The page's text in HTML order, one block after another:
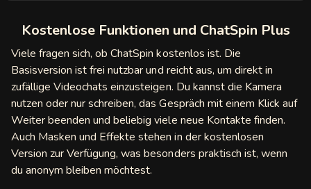
Kostenlose Funktionen und ChatSpin Plus
Viele fragen sich, ob ChatSpin kostenlos ist. Die
Basisversion ist frei nutzbar und reicht aus, um direkt in
zufällige Videochats einzusteigen. Du kannst die Kamera
nutzen oder nur schreiben, das Gespräch mit einem Klick auf
Weiter beenden und beliebig viele neue Kontakte finden.
Auch Masken und Effekte stehen in der kostenlosen
Version zur Verfügung, was besonders praktisch ist, wenn
du anonym bleiben möchtest.